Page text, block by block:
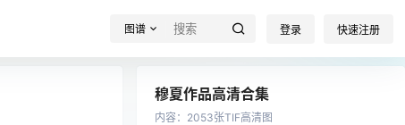
图谱 登录 快速注册
穆夏作品高清合集
内容： 2053张TIF高清图